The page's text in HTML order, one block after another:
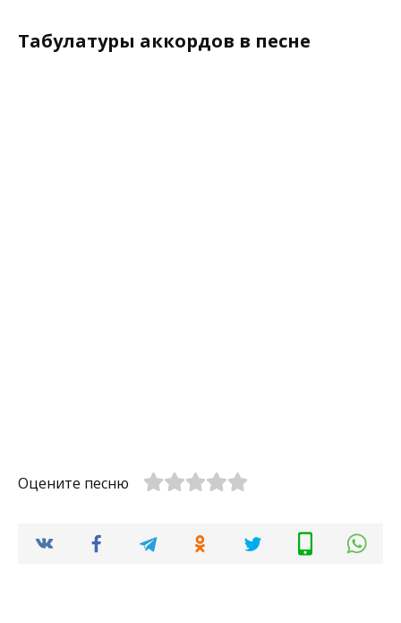
Табулатуры аккордов в песне
Оцените песню